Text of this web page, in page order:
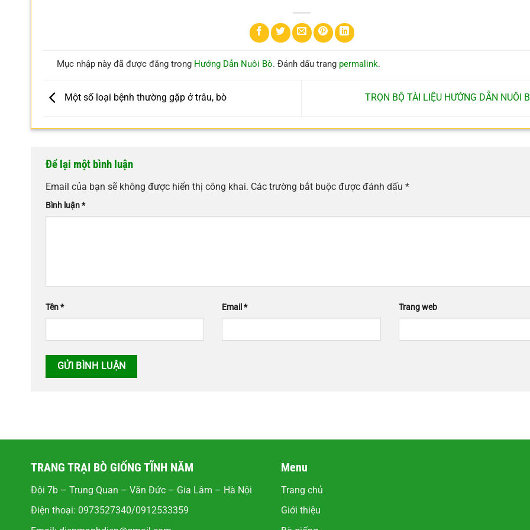
Mục nhập này đã được đăng trong Hướng Dẫn Nuôi Bò. Đánh dấu trang permalink.
Một số loại bệnh thường gặp ở trâu, bò TRỌN BỘ TÀI LIỆU HƯỚNG DẪN NUÔI
Để lại một bình luận
Email của bạn sẽ không được hiển thị công khai. Các trường bắt buộc được đánh dấu *
Bình luận*
Tên* Email* Trang web
TRANG TRẠI BÒ GIỐNG TĨNH NĂM
Đội 7b – Trung Quan – Văn Đức – Gia Lâm – Hà Nội
Điện thoại: 0973527340/0912533359
Menu
Trang chủ
Giới thiệu